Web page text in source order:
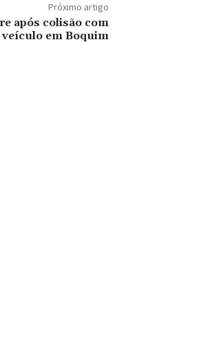
Próximo artigo
após colisão com
veículo em Boquim